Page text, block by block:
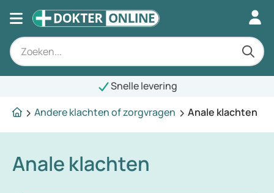
Snelle levering
Andere klachten of zorgvragen
Anale klachten
Anale klachten